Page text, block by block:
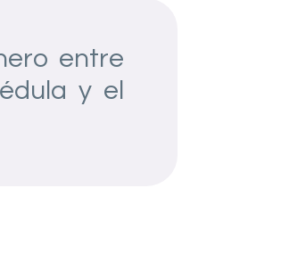
entre
y el